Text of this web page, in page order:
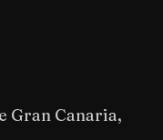
Gran Canaria,